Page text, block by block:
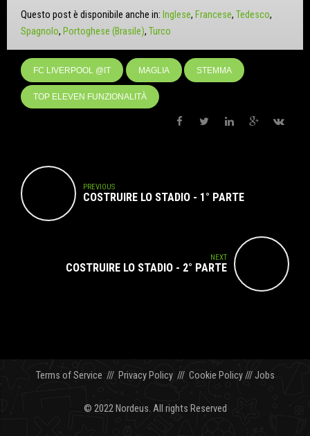
Questo post è disponibile anche in: Inglese Francese Tedesco
Spagnolo Portoghese (Brasile) Turco
FC LIVERPOOL @IT MAGLIA STEMMA
TOP ELEVEN FUNZIONALITÀ
PREVIOUS
COSTRUIRE LO STADIO - 1° PARTE
NEXT
COSTRUIRE LO STADIO - 2° PARTE
Terms of Service /// Privacy Policy/// Cookie Policy///Jobs
© 2022 Nordeus. All rights Reserved